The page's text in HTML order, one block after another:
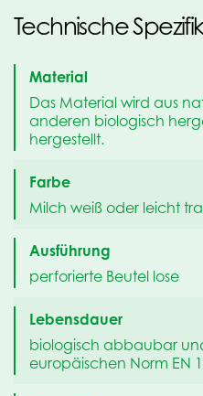
Technische
Material
Das Material wird aus
anderen biologisch
hergestellt.
Farbe
Milch weiß oder leicht
Ausführung
perforierte Beutel lose
Lebensdauer
biologisch abbaubar
europäischen Norm EN